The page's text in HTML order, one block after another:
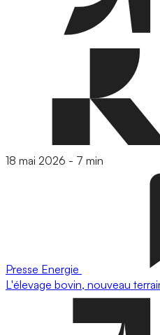
18 mai 2026 - 7 min
Presse Energie
L'élevage bovin, nouveau